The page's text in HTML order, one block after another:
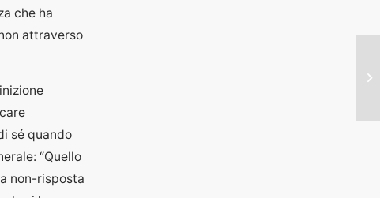
che ha
attraverso
sé quando
“Quello
non-risposta